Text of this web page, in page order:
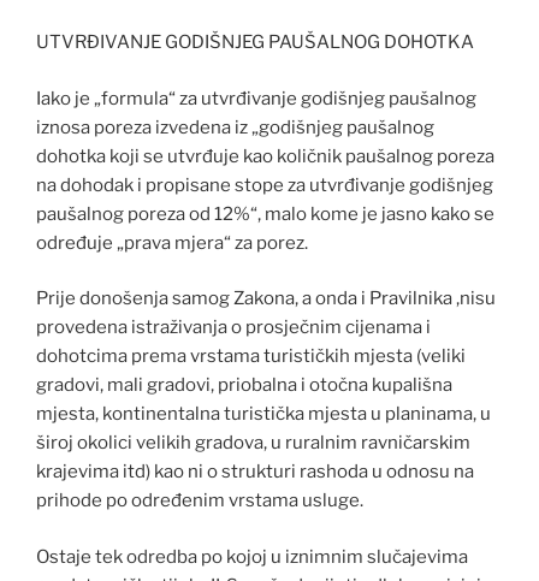
UTVRĐIVANJE GODIŠNJEG PAUŠALNOG DOHOTKA
Iako je „formula“ za utvrđivanje godišnjeg paušalnog
iznosa poreza izvedena iz „godišnjeg paušalnog
dohotka koji se utvrđuje kao količnik paušalnog poreza
na dohodak i propisane stope za utvrđivanje godišnjeg
paušalnog poreza od 12%“, malo kome je jasno kako se
određuje „prava mjera“ za porez.
Prije donošenja samog Zakona, a onda i Pravilnika ,nisu
provedena istraživanja o prosječnim cijenama i
dohotcima prema vrstama turističkih mjesta (veliki
gradovi, mali gradovi, priobalna i otočna kupališna
mjesta, kontinentalna turistička mjesta u planinama, u
široj okolici velikih gradova, u ruralnim ravničarskim
krajevima itd) kao ni o strukturi rashoda u odnosu na
prihode po određenim vrstama usluge.
Ostaje tek odredba po kojoj u iznimnim slučajevima